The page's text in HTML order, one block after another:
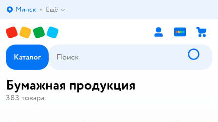
Выбор адреса доставки.
Минск Ещё
Каталог
Бумажная продукция
383 товара